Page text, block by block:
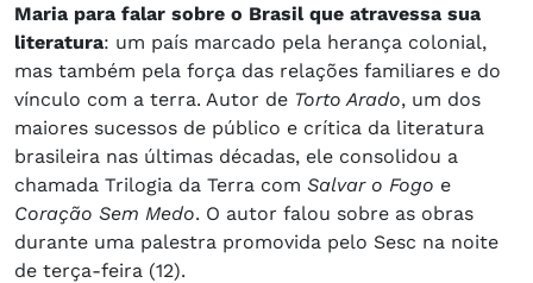
Maria para falar sobre o Brasil que atravessa sua
literatura: um país marcado pela herança colonial,
mas também pela força das relações familiares e do
vínculo com a terra. Autor de Torto Arado, um dos
maiores sucessos de público e crítica da literatura
brasileira nas últimas décadas, ele consolidou a
chamada Trilogia da Terra com Salvar o Fogo e
Coração Sem Medo. O autor falou sobre as obras
durante uma palestra promovida pelo Sesc na noite
de terça-feira (12).